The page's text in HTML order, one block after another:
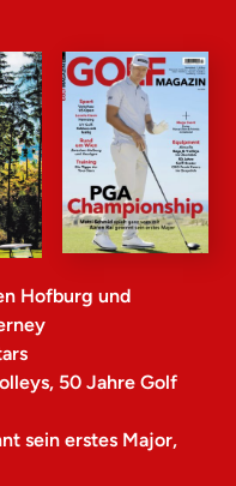
Hofburg und
50 Jahre Golf
sein erstes Major,